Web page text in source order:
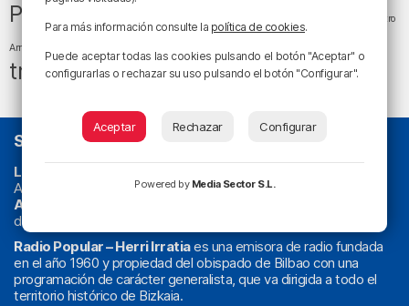
Política Teatro
Arriaga tiempo atmosférico tráfico
tráfico en Bizkaia
SOBRE NOSOTROS
La radio sin cadenas
Actualidad y
podcastdeBilbaoyBizkaia, los partidos del
Athletic
deportes, sociedad, cultura, política, religión y obra social.
Radio Popular – Herri Irratiaes una emisora de radio fundada
en el año 1960 y propiedad del obispado de Bilbao con una
programación de carácter generalista, que va dirigida a todo el
territorio histórico de Bizkaia.
Para más información consulte la política de cookies.
Puede aceptar todas las cookies pulsando el botón "Aceptar" o
configurarlas o rechazar su uso pulsando el botón "Configurar".
Aceptar Rechazar Configurar
Powered by Media Sector S.L.